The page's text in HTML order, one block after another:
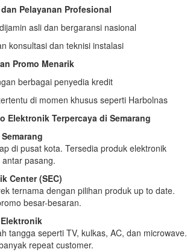
Pelayanan Profesional
asli dan bergaransi nasional
konsultasi dan teknisi instalasi
Promo Menarik
berbagai penyedia kredit
di momen khusus seperti Harbolnas
Elektronik Terpercaya di Semarang
di pusat kota. Tersedia produk elektronik
pasang.
Center (SEC)
ternama dengan pilihan produk up to date.
besar-besaran.
tangga seperti TV, kulkas, AC, dan microwave.
repeat customer.